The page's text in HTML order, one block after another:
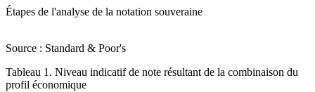
Étapes de l'analyse de la notation souveraine
Source : Standard & Poor's
Tableau 1. Niveau indicatif de note résultant de la combinaison du
profil économique